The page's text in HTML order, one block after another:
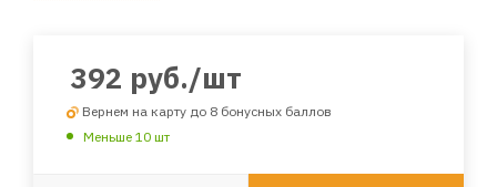
392 руб./шт
Вернем на карту до 8 бонусных баллов
Меньше 10 шт